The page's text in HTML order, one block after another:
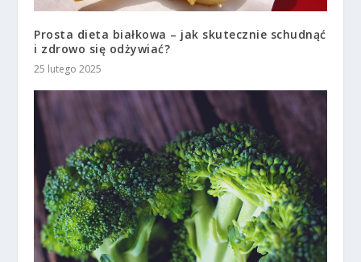
Prosta dieta białkowa – jak skutecznie schudnąć
i zdrowo się odżywiać?
25 lutego 2025